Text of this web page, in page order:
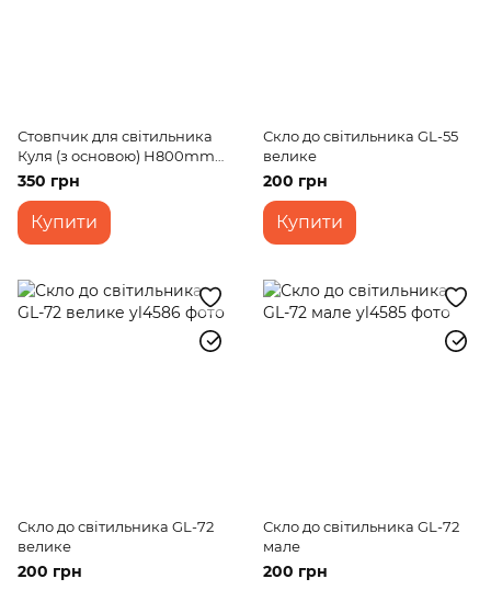
Стовпчик для світильника
Куля (з основою) H800mm
(STR-02)
350 грн
Купити
Скло до світильника GL-55
велике
200 грн
Купити
Скло до світильника GL-72
велике
200 грн
Скло до світильника GL-72
мале
200 грн